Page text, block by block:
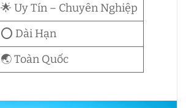
🌟 Uy Tín – Chuyên Nghiệp
⭕ Dài Hạn
🌏 Toàn Quốc